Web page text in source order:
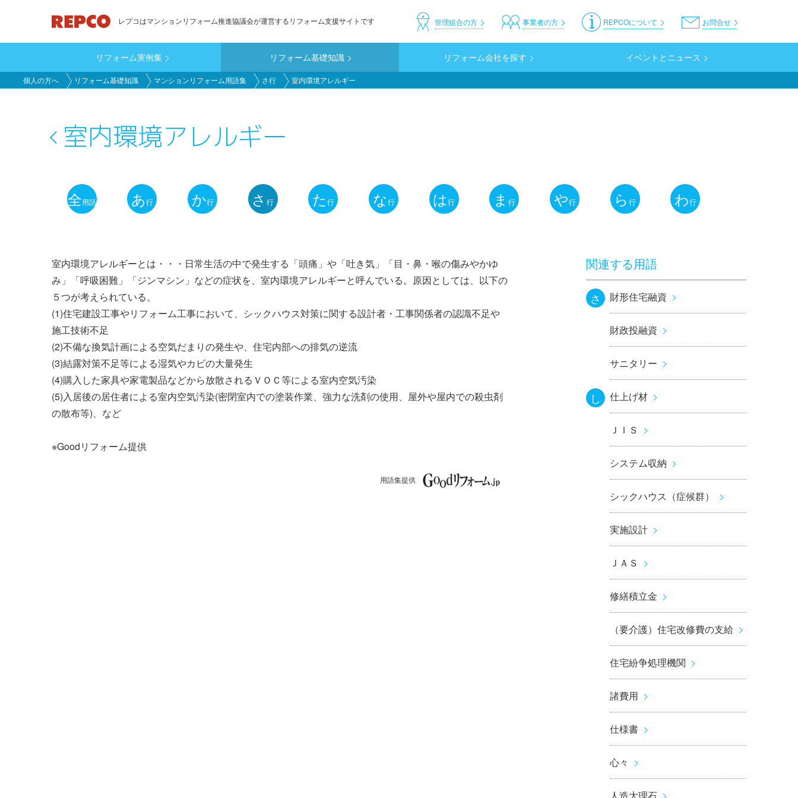
ン
ン
テ
レプコはマンションリフォーム推進協議会が運営するリフォーム支援サイトです header_customer お問合せ
REPCOについて
事業者の方
管理組合の方
main_customer
リフォーム実例集 リフォーム基礎知識 リフォーム会社を探す イベントとニュース
個人の方へ リフォーム基礎知識 マンションリフォーム用語集 さ行 室内環境アレルギー
室内環境アレルギー
用
解
説
ナ
ビ
ゲ
ー
シ
ョ
全用語 あ行 か行 さ行 た 行 な行 は行 ま 行 や行 ら行 わ行
室内環境アレルギーとは・・・日常生活の中で発生する「頭痛」や「吐き気」「目・鼻・喉の傷みやかゆ
み」「呼吸困難」「ジンマシン」などの症状を、室内環境アレルギーと呼んでいる。原因としては、以下の
５つが考えられている。
(1)住宅建設工事やリフォーム工事において、シックハウス対策に関する設計者・工事関係者の認識不足や
施工技術不足
(2)不備な換気計画による空気だまりの発生や、住宅内部への排気の逆流
(3)結露対策不足等による湿気やカビの大量発生
(4)購入した家具や家電製品などから放散されるＶＯＣ等による室内空気汚染
(5)入居後の居住者による室内空気汚染(密閉室内での塗装作業、強力な洗剤の使用、屋外や屋内での殺虫剤
の散布等)、など
※Goodリフォーム提供
用語集提供
関連する用語
さ 財形住宅融資
財政投融資
サニタリー
し 仕上げ材
ＪＩＳ
システム収納
シックハウス（症候群）
実施設計
ＪＡＳ
修繕積立金
（要介護）住宅改修費の支給
住宅紛争処理機関
諸費用
仕様書
心々
人造大理石